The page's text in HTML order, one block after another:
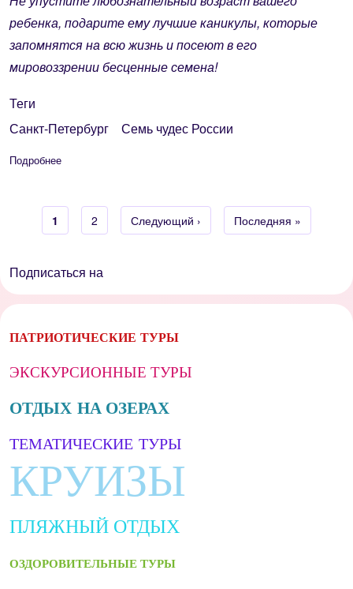
ребенка, подарите ему лучшие каникулы, которые
запомнятся на всю жизнь и посеют в его
мировоззрении бесценные семена!
Теги
Санкт-Петербург
Семь чудес России
Подробнее
Нумерация страниц
Текущая страница
1 Страница
2 Следующая страница
Следующий › Последняя страница
Последняя »
Подписаться на
ПАТРИОТИЧЕСКИЕ ТУРЫ
ЭКСКУРСИОННЫЕ ТУРЫ
ОТДЫХ НА ОЗЕРАХ
ТЕМАТИЧЕСКИЕ ТУРЫ
КРУИЗЫ
ПЛЯЖНЫЙ ОТДЫХ
ОЗДОРОВИТЕЛЬНЫЕ ТУРЫ